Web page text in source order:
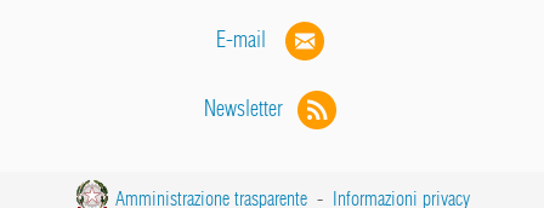
E-mail
Newsletter
Amministrazione trasparente - Informazioni privacy